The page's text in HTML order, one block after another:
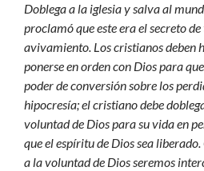
Doblega a la iglesia y salva al
proclamó que este era el secreto
avivamiento. Los cristianos deben
ponerse en orden con Dios para
poder de conversión sobre los
hipocresía; el cristiano debe
voluntad de Dios para su vida en
que el espíritu de Dios sea
a la voluntad de Dios seremos